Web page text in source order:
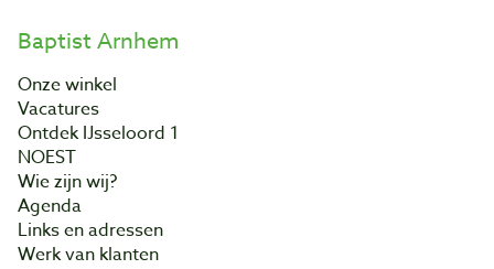
Baptist Arnhem
Onze winkel
Vacatures
Ontdek IJsseloord 1
NOEST
Wie zijn wij?
Agenda
Links en adressen
Werk van klanten